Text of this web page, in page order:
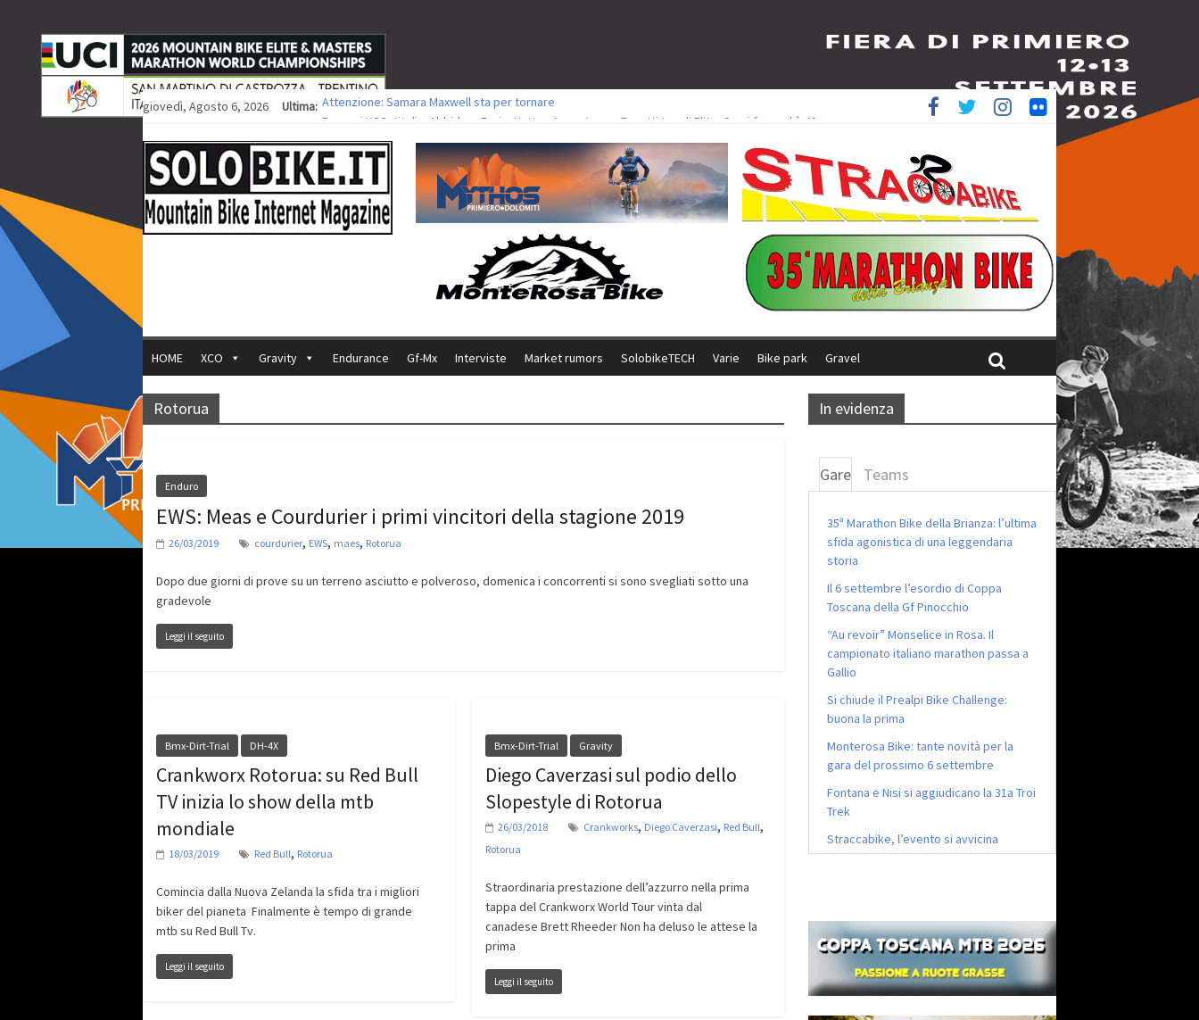
giovedì, Agosto 6, 2026 Ultima: Attenzione: Samara Maxwell sta per tornare
Europei XCO: vittorie per Ghibaudo, Grossmann e Gallis. Signorelli 5^ la migliore tra gli italiani
35ª Marathon Bike della Brianza: l’ultima sfida agonistica di una leggendaria storia
Europei MTB: il Team Relay firma il secondo argento azzurro a Monteceneri
HOME XCO Gravity Endurance Gf-Mx Interviste Market rumors SolobikeTECH Varie Bike park Gravel
Rotorua
Enduro
EWS: Meas e Courdurier i primi vincitori della stagione 2019
26/03/2019 courdurier, EWS, maes, Rotorua
Dopo due giorni di prove su un terreno asciutto e polveroso, domenica i concorrenti si sono svegliati sotto una
gradevole
Leggi il seguito
Bmx-Dirt-Trial DH-4X
Crankworx Rotorua: su Red Bull
TV inizia lo show della mtb
mondiale
18/03/2019 Red Bull, Rotorua
Comincia dalla Nuova Zelanda la sfida tra i migliori
biker del pianeta Finalmente è tempo di grande
mtb su Red Bull Tv.
Leggi il seguito
Bmx-Dirt-Trial Gravity
Diego Caverzasi sul podio dello
Slopestyle di Rotorua
26/03/2018 Crankworks, Diego Caverzasi, Red Bull,
Rotorua
Straordinaria prestazione dell’azzurro nella prima
tappa del Crankworx World Tour vinta dal
canadese Brett Rheeder Non ha deluso le attese la
prima
Leggi il seguito
In evidenza
Gare Teams
35ª Marathon Bike della Brianza: l’ultima
sfida agonistica di una leggendaria
storia
Il 6 settembre l’esordio di Coppa
Toscana della Gf Pinocchio
“Au revoir” Monselice in Rosa. Il
campionato italiano marathon passa a
Gallio
Si chiude il Prealpi Bike Challenge:
buona la prima
Monterosa Bike: tante novità per la
gara del prossimo 6 settembre
Fontana e Nisi si aggiudicano la 31a Troi
Trek
Straccabike, l’evento si avvicina